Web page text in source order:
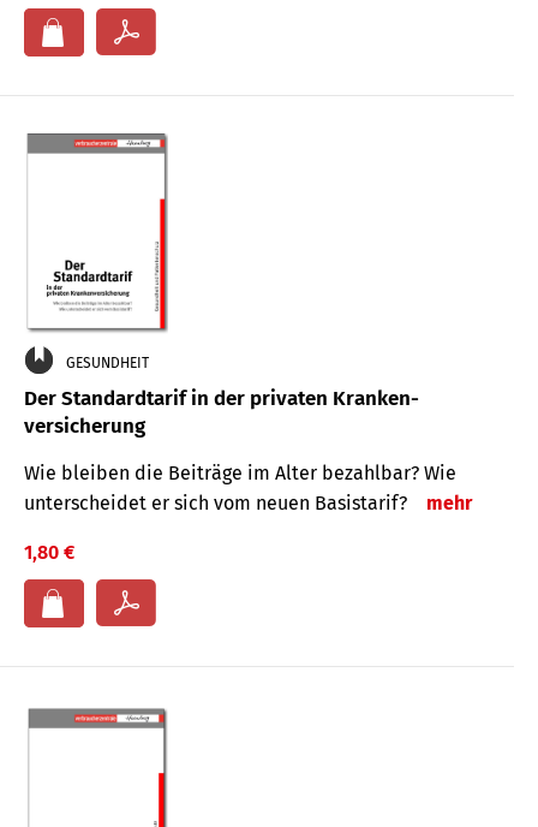
GESUNDHEIT
Der Standard­tarif in der privaten Kranken­
versicherung
Wie bleiben die Beiträge im Alter bezahlbar? Wie
unterscheidet er sich vom neuen Basistarif?
mehr
1,80 €